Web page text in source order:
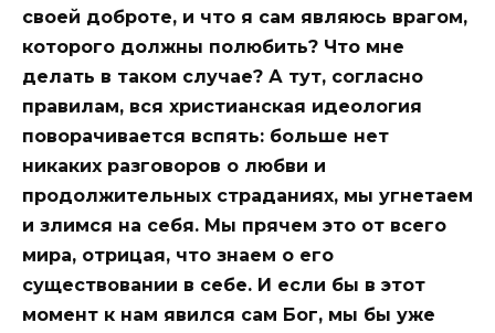
своей доброте, и что я сам являюсь врагом,
которого должны полюбить? Что мне
делать в таком случае? А тут, согласно
правилам, вся христианская идеология
поворачивается вспять: больше нет
никаких разговоров о любви и
продолжительных страданиях, мы угнетаем
и злимся на себя. Мы прячем это от всего
мира, отрицая, что знаем о его
существовании в себе. И если бы в этот
момент к нам явился сам Бог, мы бы уже